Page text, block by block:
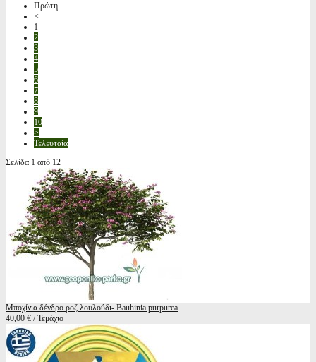
Πρώτη
<
1
2
3
4
5
6
7
8
9
10
>
Τελευταία
Σελίδα 1 από 12
Μποχίνια δένδρο ροζ λουλούδι- Bauhinia purpurea
40,00 € / Τεμάχιο